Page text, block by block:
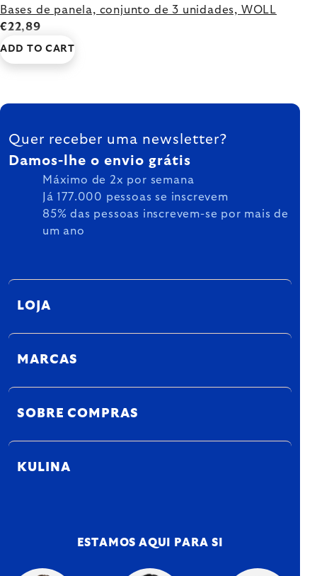
Bases de panela, conjunto de 3 unidades, WOLL
€22,89
ADD TO CART
FOOTER
Quer receber uma newsletter?
Damos-lhe o envio grátis
Máximo de 2x por semana
Já 177.000 pessoas se inscrevem
85% das pessoas inscrevem-se por mais de
um ano
LOJA
MARCAS
SOBRE COMPRAS
KULINA
ESTAMOS AQUI PARA SI